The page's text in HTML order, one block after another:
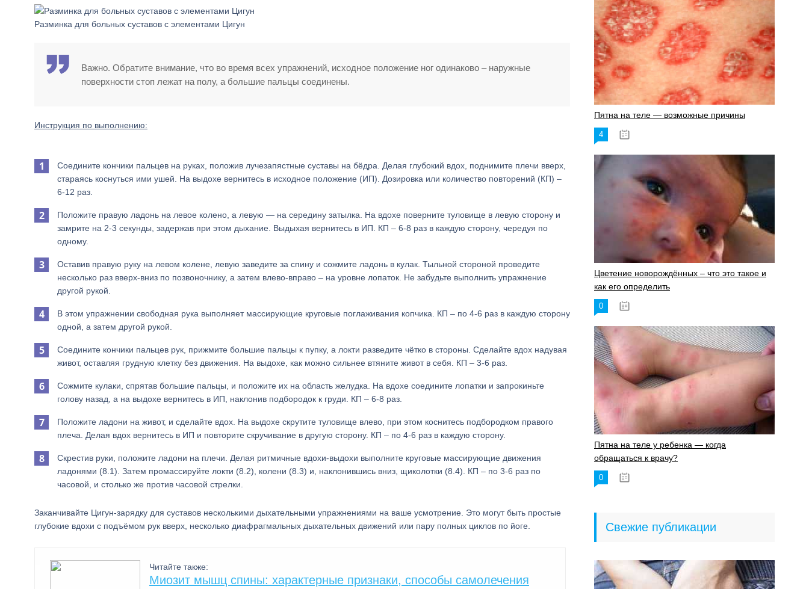
Разминка для больных суставов с элементами Цигун
Важно. Обратите внимание, что во время всех упражнений, исходное положение ног одинаково – наружные
поверхности стоп лежат на полу, а большие пальцы соединены.
Инструкция по выполнению:
Соедините кончики пальцев на руках, положив лучезапястные суставы на бёдра. Делая глубокий вдох, поднимите плечи вверх,
стараясь коснуться ими ушей. На выдохе вернитесь в исходное положение (ИП). Дозировка или количество повторений (КП) –
6-12 раз.
Положите правую ладонь на левое колено, а левую — на середину затылка. На вдохе поверните туловище в левую сторону и
замрите на 2-3 секунды, задержав при этом дыхание. Выдыхая вернитесь в ИП. КП – 6-8 раз в каждую сторону, чередуя по
одному.
Оставив правую руку на левом колене, левую заведите за спину и сожмите ладонь в кулак. Тыльной стороной проведите
несколько раз вверх-вниз по позвоночнику, а затем влево-вправо – на уровне лопаток. Не забудьте выполнить упражнение
другой рукой.
В этом упражнении свободная рука выполняет массирующие круговые поглаживания копчика. КП – по 4-6 раз в каждую сторону
одной, а затем другой рукой.
Соедините кончики пальцев рук, прижмите большие пальцы к пупку, а локти разведите чётко в стороны. Сделайте вдох надувая
живот, оставляя грудную клетку без движения. На выдохе, как можно сильнее втяните живот в себя. КП – 3-6 раз.
Сожмите кулаки, спрятав большие пальцы, и положите их на область желудка. На вдохе соедините лопатки и запрокиньте
голову назад, а на выдохе вернитесь в ИП, наклонив подбородок к груди. КП – 6-8 раз.
Положите ладони на живот, и сделайте вдох. На выдохе скрутите туловище влево, при этом коснитесь подбородком правого
плеча. Делая вдох вернитесь в ИП и повторите скручивание в другую сторону. КП – по 4-6 раз в каждую сторону.
Скрестив руки, положите ладони на плечи. Делая ритмичные вдохи-выдохи выполните круговые массирующие движения
ладонями (8.1). Затем промассируйте локти (8.2), колени (8.3) и, наклонившись вниз, щиколотки (8.4). КП – по 3-6 раз по
часовой, и столько же против часовой стрелки.
Заканчивайте Цигун-зарядку для суставов несколькими дыхательными упражнениями на ваше усмотрение. Это могут быть простые
глубокие вдохи с подъёмом рук вверх, несколько диафрагмальных дыхательных движений или пару полных циклов по йоге.
Читайте также:
Миозит мышц спины: характерные признаки, способы самолечения
Пятна на теле — возможные причины
4
Цветение новорождённых – что это такое и
как его определить
0
Пятна на теле у ребенка — когда
обращаться к врачу?
0
Свежие публикации